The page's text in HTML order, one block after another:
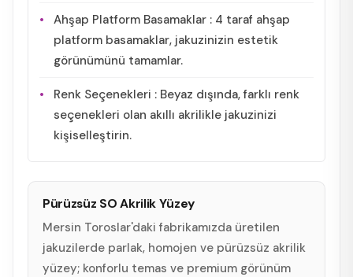
Ahşap Platform Basamaklar : 4 taraf ahşap
platform basamaklar, jakuzinizin estetik
görünümünü tamamlar.
Renk Seçenekleri : Beyaz dışında, farklı renk
seçenekleri olan akıllı akrilikle jakuzinizi
kişiselleştirin.
Pürüzsüz SO Akrilik Yüzey
Mersin Toroslar'daki fabrikamızda üretilen
jakuzilerde parlak, homojen ve pürüzsüz akrilik
yüzey; konforlu temas ve premium görünüm